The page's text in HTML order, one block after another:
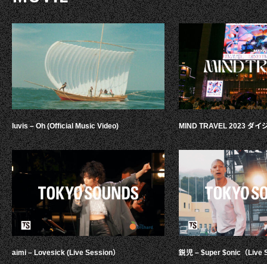
luvis – Oh (Official Music Video)
aimi – Lovesick (Live Session）
MIND TRAVEL 2023 ダイ
鋭児 – $uper $onic（Live